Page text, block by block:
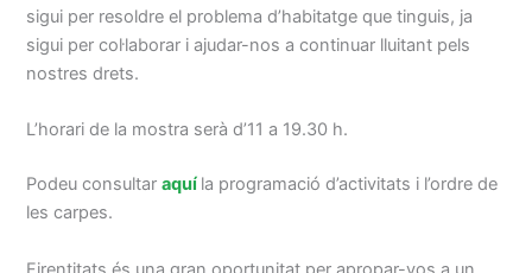
sigui per resoldre el problema d’habitatge que tinguis, ja
sigui per col·laborar i ajudar-nos a continuar lluitant pels
nostres drets.
L’horari de la mostra serà d’11 a 19.30 h.
Podeu consultaraquí la programació d’activitats i l’ordre de
les carpes.